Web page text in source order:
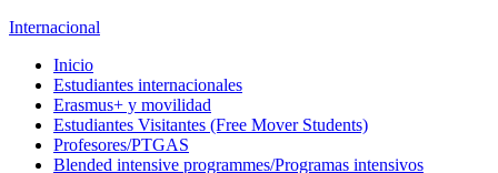
Internacional
Inicio
Estudiantes internacionales
Erasmus+ y movilidad
Estudiantes Visitantes (Free Mover Students)
Profesores/PTGAS
Blended intensive programmes/Programas intensivos